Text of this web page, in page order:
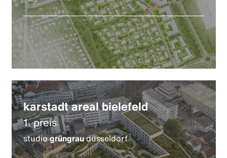
karstadt areal bielefeld
1. preis
studiogrüngraudüsseldorf